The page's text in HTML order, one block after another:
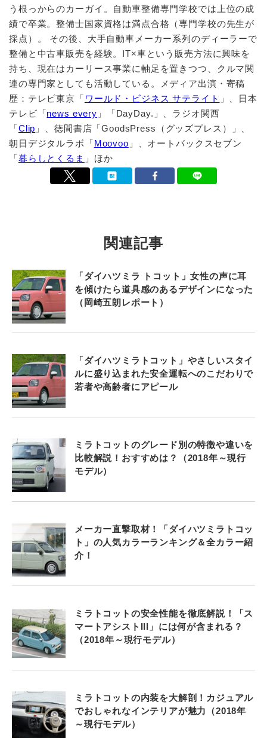
う根っからのカーガイ。自動車整備専門学校では上位の成
績で卒業。整備士国家資格は満点合格（専門学校の先生が
採点）。 その後、大手自動車メーカー系列のディーラーで
整備と中古車販売を経験。IT×車という販売方法に興味を
持ち、現在はカーリース事業に軸足を置きつつ、クルマ関
連の専門家としても活動している。メディア出演・寄稿
歴：テレビ東京「 ワールド・ビジネス サテライト 」、日本
テレビ「news every 」「DayDay.」、ラジオ関西
「Clip 」、徳間書店「GoodsPress（グッズプレス）」、
朝日デジタルラボ「Moovoo 」、オートバックスセブン
「暮らしとくるま 」ほか
関連記事
「ダイハツミラ トコット」女性の声に耳
を傾けたら道具感のあるデザインになった
（岡崎五朗レポート）
「ダイハツミラトコット」やさしいスタイ
ルに盛り込まれた安全運転へのこだわりで
若者や高齢者にアピール
ミラトコットのグレード別の特徴や違いを
比較解説！おすすめは？（2018年～現行
モデル）
メーカー直撃取材！「ダイハツミラトコッ
ト」の人気カラーランキング＆全カラー紹
介！
ミラトコットの安全性能を徹底解説！「ス
マートアシストIII」には何が含まれる？
（2018年～現行モデル）
ミラトコットの内装を大解剖！カジュアル
でおしゃれなインテリアが魅力（2018年
～現行モデル）